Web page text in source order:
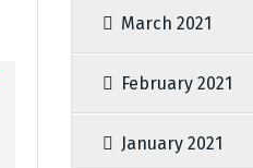
March 2021
February 2021
January 2021